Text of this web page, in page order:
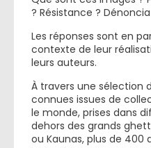
? Résistance ?
Les réponses sont en
contexte de leur
leurs auteurs.
À travers une sélection
connues issues de
le monde, prises dans
dehors des grands
ou Kaunas, plus de